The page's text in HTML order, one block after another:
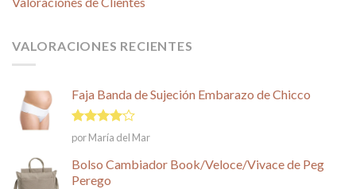
VALORACIONES RECIENTES
Faja Banda de Sujeción Embarazo de Chicco
Valorado
en
5
por María del Mar
Bolso Cambiador Book/Veloce/Vivace de Peg
Perego